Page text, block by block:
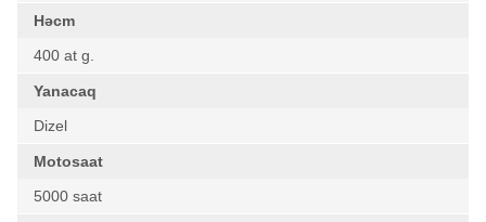
Həcm
400 at g.
Yanacaq
Dizel
Motosaat
5000 saat